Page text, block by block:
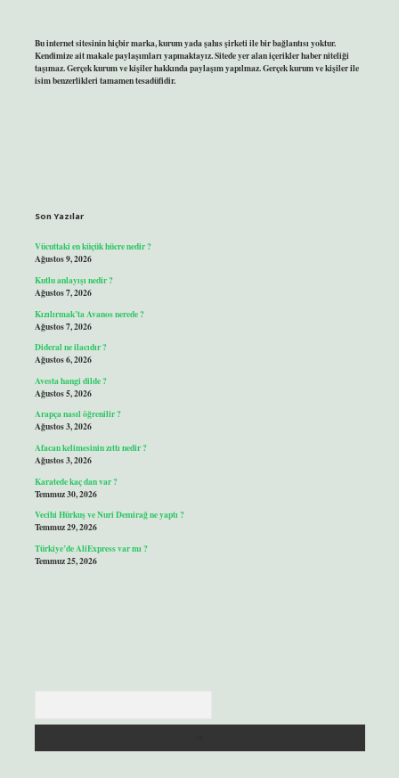
Bu internet sitesinin hiçbir marka, kurum yada şahıs şirketi ile bir bağlantısı yoktur.
Kendimize ait makale paylaşımları yapmaktayız. Sitede yer alan içerikler haber niteliği
taşımaz. Gerçek kurum ve kişiler hakkında paylaşım yapılmaz. Gerçek kurum ve kişiler ile
isim benzerlikleri tamamen tesadüfidir.
Son Yazılar
Vücuttaki en küçük hücre nedir ?
Ağustos 9, 2026
Kutlu anlayışı nedir ?
Ağustos 7, 2026
Kızılırmak’ta Avanos nerede ?
Ağustos 7, 2026
Dideral ne ilacıdır ?
Ağustos 6, 2026
Avesta hangi dilde ?
Ağustos 5, 2026
Arapça nasıl öğrenilir ?
Ağustos 3, 2026
Afacan kelimesinin zıttı nedir ?
Ağustos 3, 2026
Karatede kaç dan var ?
Temmuz 30, 2026
Vecihi Hürkuş ve Nuri Demirağ ne yaptı ?
Temmuz 29, 2026
Türkiye’de AliExpress var mı ?
Temmuz 25, 2026